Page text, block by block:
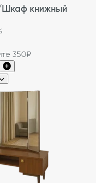
книжный
350₽